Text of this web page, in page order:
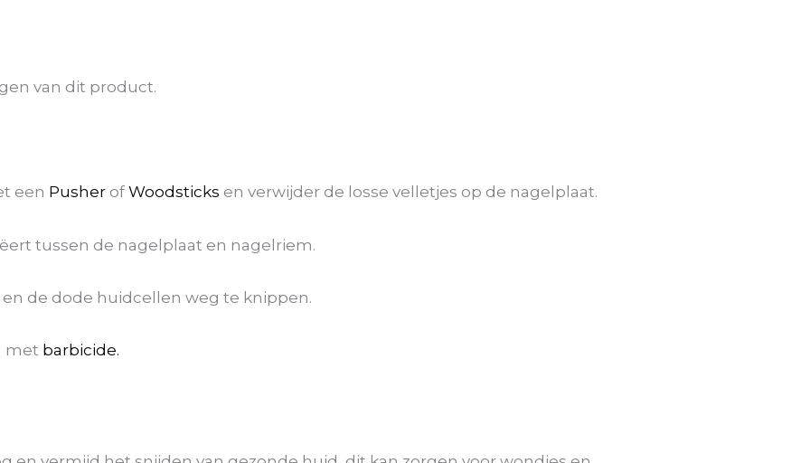
van dit product.
een Pusher of Woodsticks en verwijder de losse velletjes op de nagelplaat.
tussen de nagelplaat en nagelriem.
de dode huidcellen weg te knippen.
met barbicide.